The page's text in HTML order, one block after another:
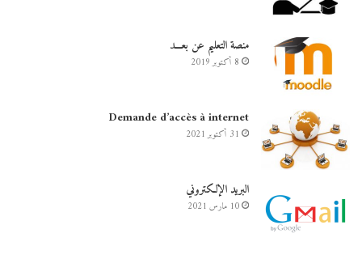
منصة التعليم عن بعـــد
8 أكتوبر 2019
Demande d’accès à internet
31 أكتوبر 2021
البريد الإلكتروني
10 مارس 2021